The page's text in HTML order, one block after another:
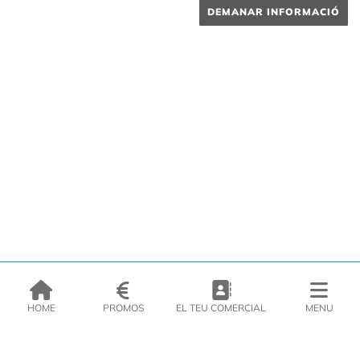
DEMANAR INFORMACIÓ
HOME PROMOS EL TEU COMERCIAL MENU